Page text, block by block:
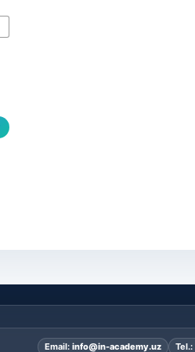
Email: info@in-academy.uz Tel.: